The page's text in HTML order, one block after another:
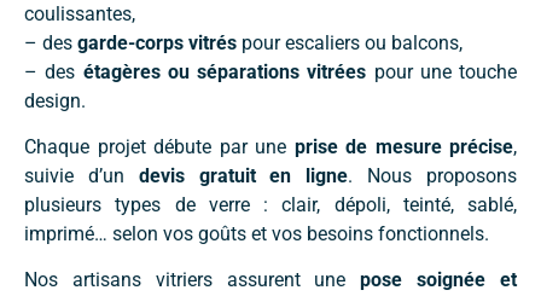
coulissantes,
– des garde-corps vitrés pour escaliers ou balcons,
– des étagères ou séparations vitrées pour une touche
design.
Chaque projet débute par une prise de mesure précise,
suivie d’un devis gratuit en ligne. Nous proposons
plusieurs types de verre : clair, dépoli, teinté, sablé,
imprimé… selon vos goûts et vos besoins fonctionnels.
Nos artisans vitriers assurent unepose soignée et